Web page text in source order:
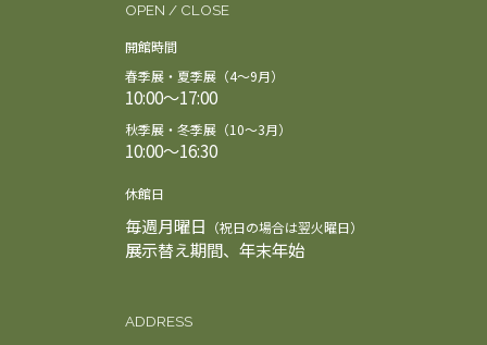
OPEN / CLOSE
開館時間
春季展・夏季展（4～9月）
10:00～17:00
秋季展・冬季展（10～3月）
10:00～16:30
休館日
毎週月曜日 （祝日の場合は翌火曜日）
展示替え期間、年末年始
ADDRESS